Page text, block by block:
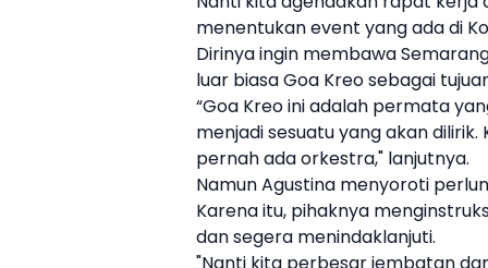
menentukan event yang ada di
Dirinya ingin membawa
luar biasa Goa Kreo sebagai
“Goa Kreo ini adalah permata
menjadi sesuatu yang akan
pernah ada orkestra," lanjutnya.
Namun Agustina menyoroti
Karena itu, pihaknya
dan segera menindaklanjuti.
"Nanti kita perbesar jembatan